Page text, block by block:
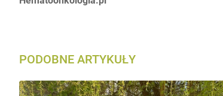
PODOBNE ARTYKUŁY